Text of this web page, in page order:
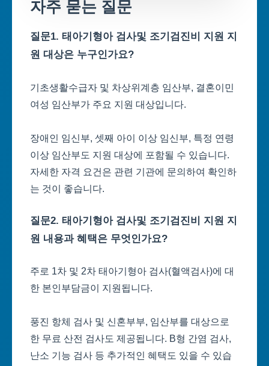
자주 묻는 질문
질문1. 태아기형아 검사및 조기검진비 지원 지
원 대상은 누구인가요?
기초생활수급자 및 차상위계층 임산부, 결혼이민
여성 임산부가 주요 지원 대상입니다.
장애인 임신부, 셋째 아이 이상 임신부, 특정 연령
이상 임산부도 지원 대상에 포함될 수 있습니다.
자세한 자격 요건은 관련 기관에 문의하여 확인하
는 것이 좋습니다.
질문2. 태아기형아 검사및 조기검진비 지원 지
원 내용과 혜택은 무엇인가요?
주로 1차 및 2차 태아기형아 검사(혈액검사)에 대
한 본인부담금이 지원됩니다.
풍진 항체 검사 및 신혼부부, 임산부를 대상으로
한 무료 산전 검사도 제공됩니다. B형 간염 검사,
난소 기능 검사 등 추가적인 혜택도 있을 수 있습